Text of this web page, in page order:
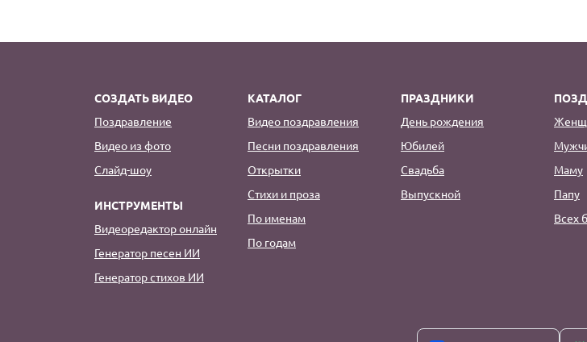
СОЗДАТЬ ВИДЕО
Поздравление
Видео из фото
Слайд-шоу
ИНСТРУМЕНТЫ
Видеоредактор онлайн
Генератор песен ИИ
Генератор стихов ИИ
КАТАЛОГ
Видео поздравления
Песни поздравления
Открытки
Стихи и проза
По именам
По годам
ПРАЗДНИКИ
День рождения
Юбилей
Свадьба
Выпускной
Маму
Папу
Всех